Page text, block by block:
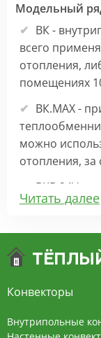
Модельный
ВК -
всего
отопления,
помещениях
ВК.МАХ -
можно
отопления, за
ВКВ 24V –
отопления с
экономит
конвекцией
вентилятора
Читать далее
Конвекторы
Внутрипольные